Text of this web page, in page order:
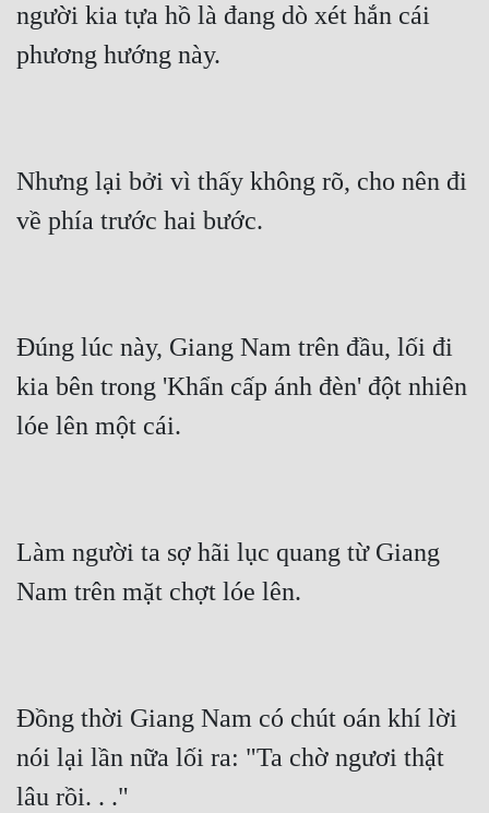
người kia tựa hồ là đang dò xét hắn cái
phương hướng này.
Nhưng lại bởi vì thấy không rõ, cho nên đi
về phía trước hai bước.
Đúng lúc này, Giang Nam trên đầu, lối đi
kia bên trong 'Khẩn cấp ánh đèn' đột nhiên
lóe lên một cái.
Làm người ta sợ hãi lục quang từ Giang
Nam trên mặt chợt lóe lên.
Đồng thời Giang Nam có chút oán khí lời
nói lại lần nữa lối ra: "Ta chờ ngươi thật
lâu rồi. . ."